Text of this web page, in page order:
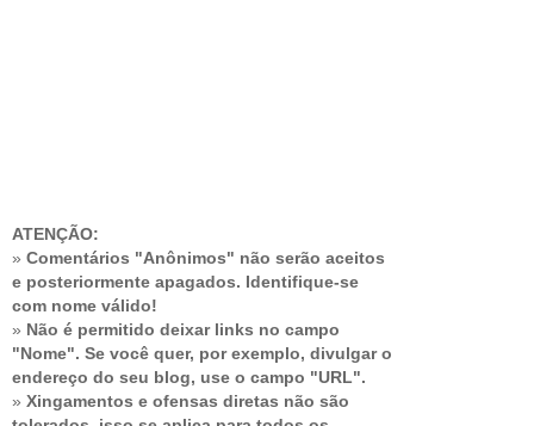
ATENÇÃO:
» Comentários "Anônimos" não serão aceitos
e posteriormente apagados. Identifique-se
com nome válido!
» Não é permitido deixar links no campo
"Nome". Se você quer, por exemplo, divulgar o
endereço do seu blog, use o campo "URL".
» Xingamentos e ofensas diretas não são